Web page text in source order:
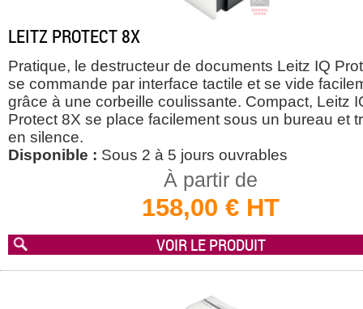
LEITZ PROTECT 8X
Pratique, le destructeur de documents Leitz IQ
se commande par interface tactile et se vide
grâce à une corbeille coulissante. Compact, Leitz
Protect 8X se place facilement sous un bureau et
en silence.
Disponible : Sous 2 à 5 jours ouvrables
À partir de
158,00 € HT
VOIR LE PRODUIT